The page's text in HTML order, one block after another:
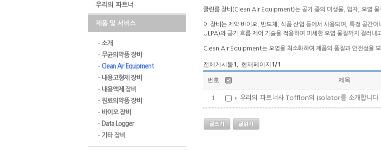
우리의 파트너
제품 및 서비스
소개
무균의약품 장비
Clean Air Equipment
내용고형제 장비
내용액제 장비
원료의약품 장비
바이오 장비
Data Logger
기타 장비
회사위치
인재채용정보
클린룸 장비(Clean Air Equipment)는 공기 중의 미생물, 입자, 오염 물
이 장비는 제약·바이오, 반도체, 식품 산업 등에서 사용되며, 특정 공간
ULPA)와 공기 흐름 제어 기술을 적용하여 미세한 오염 물질까지 걸러내
Clean Air Equipment는 오염을 최소화하여 제품의 품질과 안전성을
전체게시물 1 , 현재페이지 1 /1
번호 제목
1 우리의 파트너사 Tofflon의 Isolator를 소개합니다.